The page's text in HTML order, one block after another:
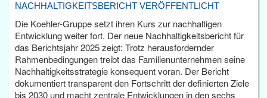
NACHHALTIGKEITSBERICHT VERÖFFENTLICHT
Die Koehler-Gruppe setzt ihren Kurs zur nachhaltigen
Entwicklung weiter fort. Der neue Nachhaltigkeitsbericht für
das Berichtsjahr 2025 zeigt: Trotz herausfordernder
Rahmenbedingungen treibt das Familienunternehmen seine
Nachhaltigkeitsstrategie konsequent voran. Der Bericht
dokumentiert transparent den Fortschritt der definierten Ziele
bis 2030 und macht zentrale Entwicklungen in den sechs